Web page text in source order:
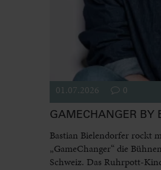
01.07.2026 0
GAMECHANGER BY
Bastian Bielendorfer rockt
„GameChanger“ die
Schweiz. Das Ruhrpott-